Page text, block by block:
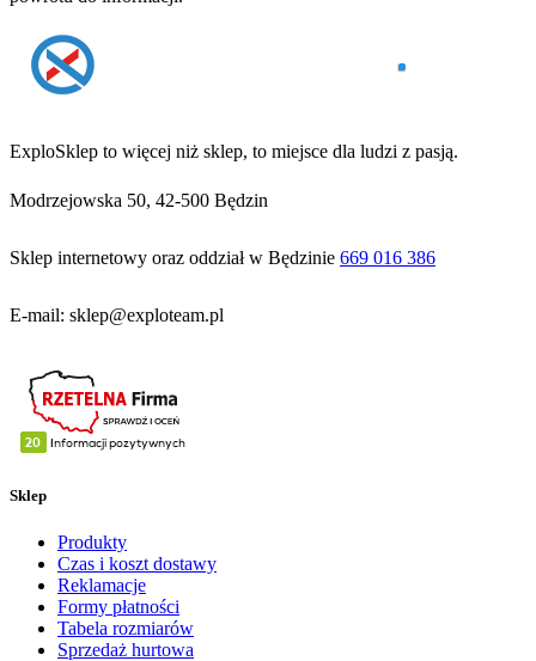
ExploSklep to więcej niż sklep, to miejsce dla ludzi z pasją.
Modrzejowska 50, 42-500 Będzin
Sklep internetowy oraz oddział w Będzinie 669 016 386
E-mail: sklep@exploteam.pl
Sklep
Produkty
Czas i koszt dostawy
Reklamacje
Formy płatności
Tabela rozmiarów
Sprzedaż hurtowa